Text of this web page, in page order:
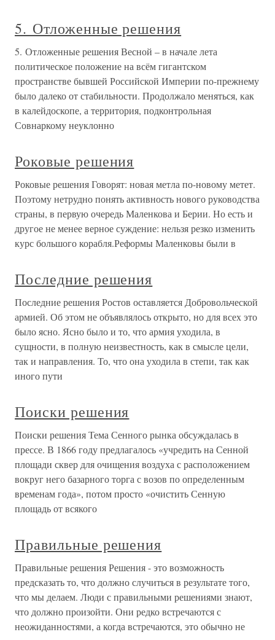
5. Отложенные решения
5. Отложенные решения Весной – в начале лета
политическое положение на всём гигантском
пространстве бывшей Российской Империи по-прежнему
было далеко от стабильности. Продолжало меняться, как
в калейдоскопе, а территория, подконтрольная
Совнаркому неуклонно
Роковые решения
Роковые решения Говорят: новая метла по-новому метет.
Поэтому нетрудно понять активность нового руководства
страны, в первую очередь Маленкова и Берии. Но есть и
другое не менее верное суждение: нельзя резко изменить
курс большого корабля.Реформы Маленковы были в
Последние решения
Последние решения Ростов оставляется Добровольческой
армией. Об этом не объявлялось открыто, но для всех это
было ясно. Ясно было и то, что армия уходила, в
сущности, в полную неизвестность, как в смысле цели,
так и направления. То, что она уходила в степи, так как
иного пути
Поиски решения
Поиски решения Тема Сенного рынка обсуждалась в
прессе. В 1866 году предлагалось «учредить на Сенной
площади сквер для очищения воздуха с расположением
вокруг него базарного торга с возов по определенным
временам года», потом просто «очистить Сенную
площадь от всякого
Правильные решения
Правильные решения Решения - это возможность
предсказать то, что должно случиться в результате того,
что мы делаем. Люди с правильными решениями знают,
что должно произойти. Они редко встречаются с
неожиданностями, а когда встречаются, это обычно не